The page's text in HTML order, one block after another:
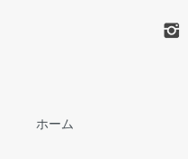
ホーム